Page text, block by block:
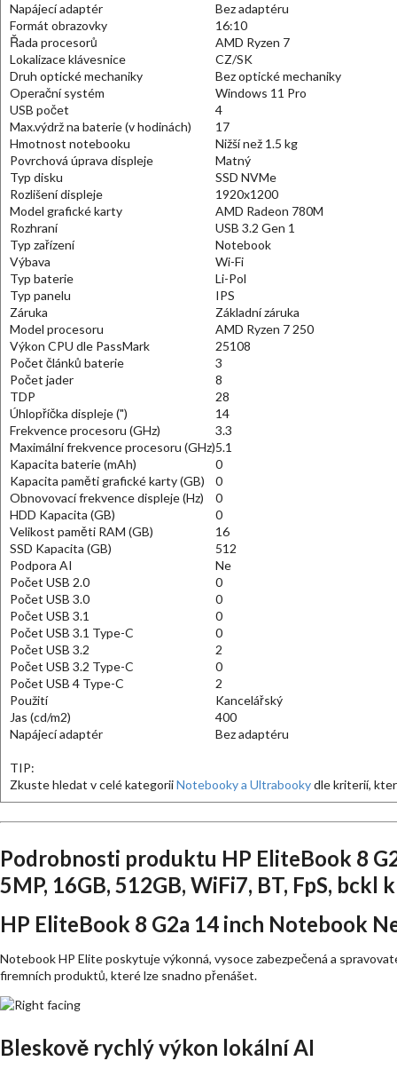
Napájecí adaptér
Bez adaptéru
Formát obrazovky
16:10
Řada procesorů
AMD Ryzen 7
Lokalizace klávesnice
CZ/SK
Druh optické mechaniky
Bez optické mechaniky
Operační systém
Windows 11 Pro
USB počet
4
Max.výdrž na baterie (v hodinách)
17
Hmotnost notebooku
Nižší než 1.5 kg
Povrchová úprava displeje
Matný
Typ disku
SSD NVMe
Rozlišení displeje
1920x1200
Model grafické karty
AMD Radeon 780M
Rozhraní
USB 3.2 Gen 1
Typ zařízení
Notebook
Výbava
Wi-Fi
Typ baterie
Li-Pol
Typ panelu
IPS
Záruka
Základní záruka
Model procesoru
AMD Ryzen 7 250
Výkon CPU dle PassMark
25108
Počet článků baterie
3
Počet jader
8
TDP
28
Úhlopříčka displeje (")
14
Frekvence procesoru (GHz)
3.3
Maximální frekvence procesoru (GHz)5.1
Kapacita baterie (mAh)
0
Kapacita paměti grafické karty (GB)
0
Obnovovací frekvence displeje (Hz)
0
HDD Kapacita (GB)
0
Velikost paměti RAM (GB)
16
SSD Kapacita (GB)
512
Podpora AI
Ne
Počet USB 2.0
0
Počet USB 3.0
0
Počet USB 3.1
0
Počet USB 3.1 Type-C
0
Počet USB 3.2
2
Počet USB 3.2 Type-C
0
Počet USB 4 Type-C
2
Použití
Kancelářský
Jas (cd/m2)
400
Napájecí adaptér
Bez adaptéru
TIP:
Zkuste hledat v celé kategoriiNotebooky a Ultrabookydle kriterií,
Podrobnosti produktu HP EliteBook 8
5MP, 16GB, 512GB, WiFi7, BT, FpS,
HP EliteBook 8 G2a 14 inch Notebook
Notebook HP Elite poskytuje výkonná, vysoce zabezpečená a
firemních produktů, které lze snadno přenášet.
Bleskově rychlý výkon lokální AI